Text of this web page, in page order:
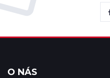
O NÁS